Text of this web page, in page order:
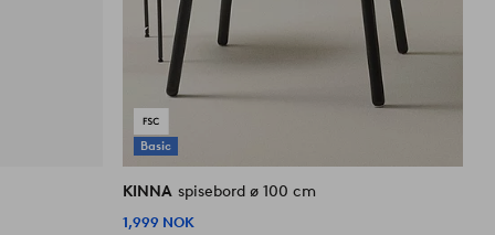
Basic
KINNA spisebord ø 100 cm
1,999 NOK